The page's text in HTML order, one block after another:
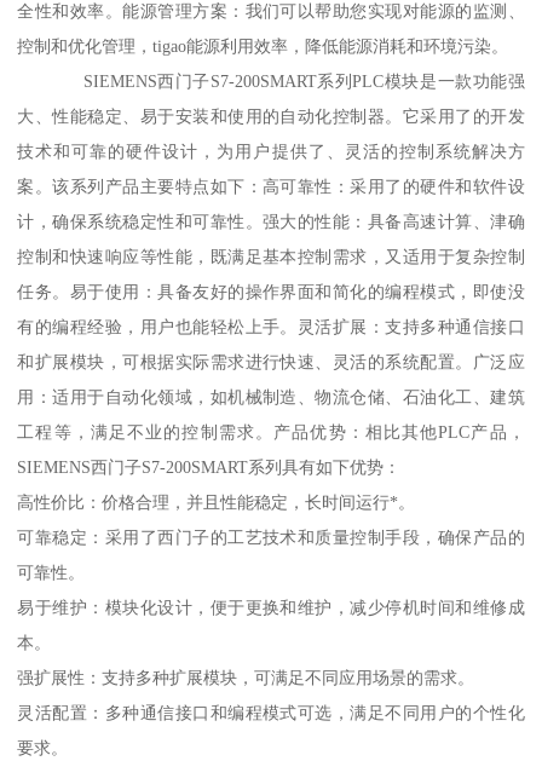
全性和效率。能源管理方案：我们可以帮助您实现对能源的监测、
控制和优化管理，tigao能源利用效率，降低能源消耗和环境污染。
SIEMENS西门子S7-200SMART系列PLC模块是一款功能强
大、性能稳定、易于安装和使用的自动化控制器。它采用了的开发
技术和可靠的硬件设计，为用户提供了、灵活的控制系统解决方
案。该系列产品主要特点如下：高可靠性：采用了的硬件和软件设
计，确保系统稳定性和可靠性。强大的性能：具备高速计算、津确
控制和快速响应等性能，既满足基本控制需求，又适用于复杂控制
任务。易于使用：具备友好的操作界面和简化的编程模式，即使没
有的编程经验，用户也能轻松上手。灵活扩展：支持多种通信接口
和扩展模块，可根据实际需求进行快速、灵活的系统配置。广泛应
用：适用于自动化领域，如机械制造、物流仓储、石油化工、建筑
工程等，满足不业的控制需求。产品优势：相比其他PLC产品，
SIEMENS西门子S7-200SMART系列具有如下优势：
高性价比：价格合理，并且性能稳定，长时间运行*。
可靠稳定：采用了西门子的工艺技术和质量控制手段，确保产品的
可靠性。
易于维护：模块化设计，便于更换和维护，减少停机时间和维修成
本。
强扩展性：支持多种扩展模块，可满足不同应用场景的需求。
灵活配置：多种通信接口和编程模式可选，满足不同用户的个性化
要求。